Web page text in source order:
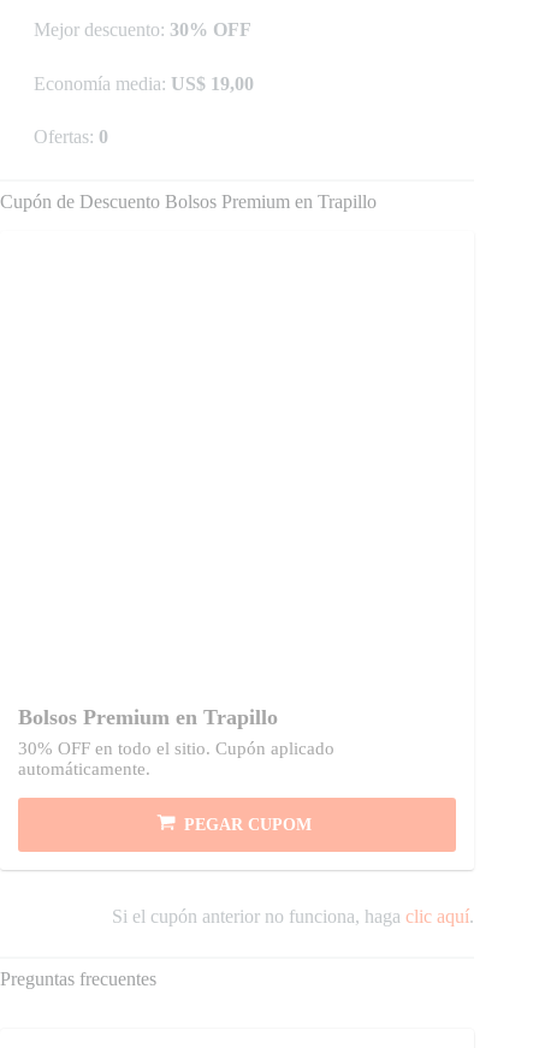
Mejor descuento: 30% OFF
Economía media: US$ 19,00
Ofertas: 0
Cupón de Descuento Bolsos Premium en Trapillo
Bolsos Premium en Trapillo
30% OFF en todo el sitio. Cupón aplicado
automáticamente.
PEGAR CUPOM
Si el cupón anterior no funciona, hagaclic aquí.
Preguntas frecuentes